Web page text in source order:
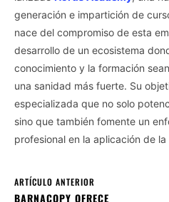
generación e impartición de
nace del compromiso de esta
desarrollo de un ecosistema
conocimiento y la formación
una sanidad más fuerte. Su
especializada que no solo
sino que también fomente un
profesional en la aplicación de
ARTÍCULO ANTERIOR
BARNACOPY OFRECE